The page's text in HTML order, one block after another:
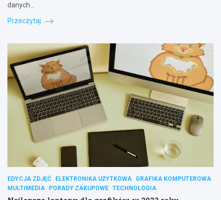
danych…
Przeczytaj
EDYCJA ZDJĘĆ ELEKTRONIKA UŻYTKOWA
GRAFIKA KOMPUTEROWA
MULTIMEDIA
PORADY ZAKUPOWE TECHNOLOGIA